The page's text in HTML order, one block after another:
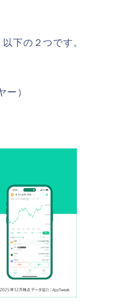
下の２つです。
ー）